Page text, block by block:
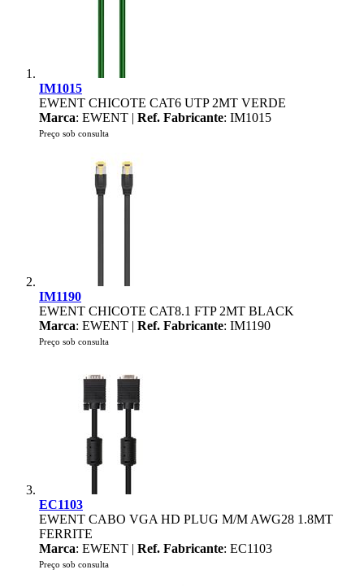
IM1015
EWENT CHICOTE CAT6 UTP 2MT VERDE
Marca: EWENT | Ref. Fabricante: IM1015
Preço sob consulta
IM1190
EWENT CHICOTE CAT8.1 FTP 2MT BLACK
Marca: EWENT | Ref. Fabricante: IM1190
Preço sob consulta
EC1103
EWENT CABO VGA HD PLUG M/M AWG28 1.8MT
FERRITE
Marca: EWENT | Ref. Fabricante: EC1103
Preço sob consulta